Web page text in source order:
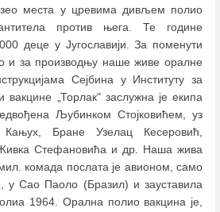
места у цревима дивљем полио
против њега. Те године
деце у Југославији. За поменути
и за производњу наше живе оралне
Сејбина у Институту за
вакцине „Торлак" заслужна је екипа
Љубинком Стојковићем, уз
Бране Узелац Кесеровић,
Стефановића и др. Наша жива
комада послата је авионом, само
Сао Паоло (Бразил) и зауставила
1964. Орална полио вакцина је,